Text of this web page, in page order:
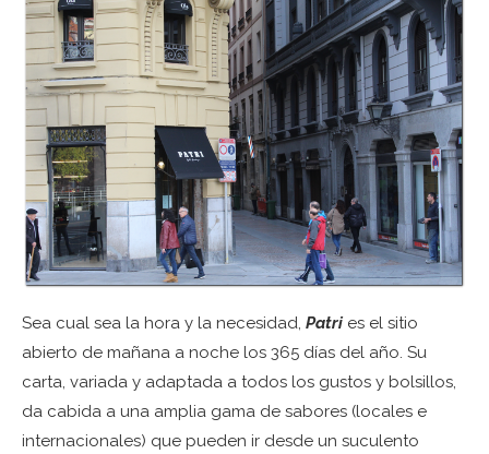
Sea cual sea la hora y la necesidad, Patries el sitio
abierto de mañana a noche los 365 días del año. Su
carta, variada y adaptada a todos los gustos y bolsillos,
da cabida a una amplia gama de sabores (locales e
internacionales) que pueden ir desde un suculento